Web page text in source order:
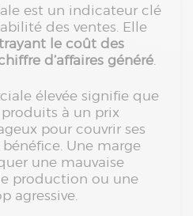
est un indicateur clé
des ventes. Elle
le coût des
d’affaires généré.
élevée signifie que
produits à un prix
pour couvrir ses
Une marge
une mauvaise
production ou une
agressive.